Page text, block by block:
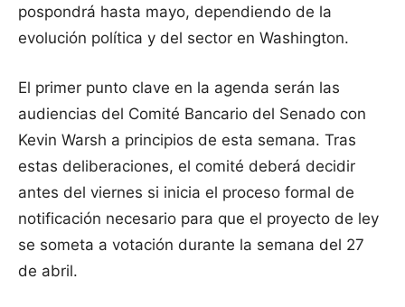
pospondrá hasta mayo, dependiendo de la
evolución política y del sector en Washington.
El primer punto clave en la agenda serán las
audiencias del Comité Bancario del Senado con
Kevin Warsh a principios de esta semana. Tras
estas deliberaciones, el comité deberá decidir
antes del viernes si inicia el proceso formal de
notificación necesario para que el proyecto de ley
se someta a votación durante la semana del 27
de abril.